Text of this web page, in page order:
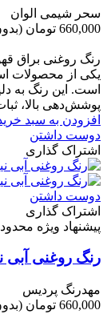
سحر شیمی الوان
660,000 تومان
رنگ روغنی براق
یکی از محصولات
است. این رنگ به
پوشش‌دهی بالا،
افزودن به سبد
دوست داشتن
اشتراک گذاری
دوست داشتن
اشتراک گذاری
پیشنهاد ویژه محدود
رنگ روغنی آبی
مهدرنگ پردیس
660,000 تومان